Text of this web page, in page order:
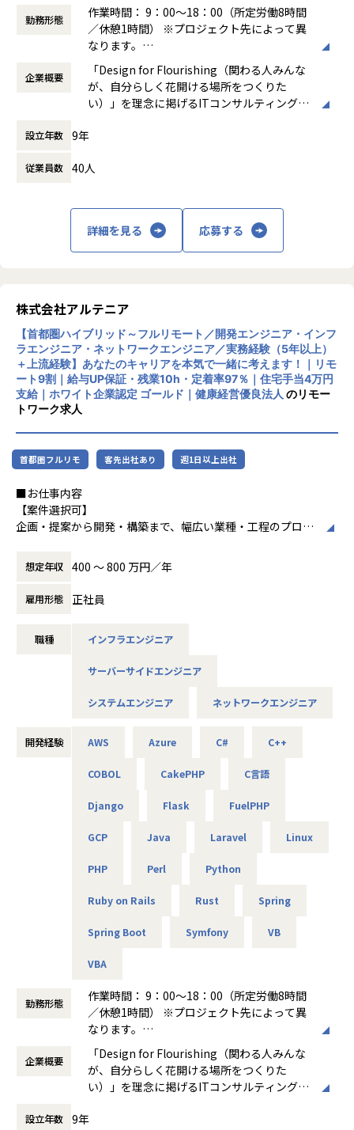
＜ネットワーク部門 想定キャリアパス＞
運用保守 → 構築 → 設計 → セキュリティ・コンサルティング
件を決定します。
「構築に行きたい」「設計に挑戦したい」「セキュリティ分
野を経験したい」などの
運用保守 → 構築 → 設計 → クラウド
件を決定します。
「構築に行きたい」「クラウドに挑戦したい」などの希望を
前提にアサインを行います。
＜主な開発案件事例＞
使用スキル：DjangoFW・Python
担当工程：調査・要件定義・基本設計・詳細設計・構築・製
造・テスト・リリース
担当者：30代後半・男性・入社4年目
担当工程：基本設計・詳細設計・製造・テスト・リリース
担当者：30代前半・女性・入社2年目
-- 大手コンサル会社 社内システム運用 --
使用スキル：VBA・Windows
-- 大手メーカーの国内拠点をつなぐ社内ネットワークの運
主な業務：拠点増設に伴う設定変更、障害一次切り分け
担当工程：運用・保守（希望により構築へステップアップ）
-- 官公庁システムを支えるネットワークの設計・構築支援 --
使用機器：Cisco、Palo Alto、A10 等
-- リモートワークを支えるVPN/セキュリティ基盤の運用 --
使用機器：Cisco、FortiGate、F5、Aruba 等
＜主なインフラ案件事例＞
使用スキル：VMware、Windows、Linux、Oracle
使用スキル：AWS、Windows、Linux
担当工程：基本設計、運用設計、詳細設計、構築、テスト、
移行
担当者：20台後半、男性、入社1年目
-- 官公庁向けインフラ開発 --
使用スキル：VMware、Windows、Linux
担当工程：基本設計、運用設計、詳細設計、構築、テスト、
担当者：30台後半、男性、入社4年目
勤務形態
作業時間： 9：00～18：00（所定労働8時間
／休憩1時間） ※プロジェクト先によって異
なります。
働き方：
固定時間制（9時～18時、10時～19
時など）
時間外労働の有無： 有（月平均0時間～20時
間）
休憩時間： 60分
企業概要
「Design for Flourishing（関わる人みんな
が、自分らしく花開ける場所をつくりた
い）」を理念に掲げるITコンサルティング・
客様をリードする」のではなく、「お客様と
長を通じてビジネス変革を実現することを目
主な事業は、プロジェクトマネジメント、ソ
フトウェア開発、インフラソリューション開
発です。官公庁向けのMicrosoft 365移行（1
大規模案件の実績があります。近年は生成AI
関連プロジェクトにも注力しています。
リモートワーク率90％、有給取得率80％以
上、育休取得率100％と、働きやすい環境づ
くりにも力を入れています。住宅手当や資格
取得支援、技術書購入補助など福利厚生も充
中長期的には「中小企業のAI開発で第一に想
起される共創カンパニー」を目指し、技術力
です。
＜各種認定・認証＞
2026年1月1日）
5290）
門）認定
2025/10/01～2027/09/30）
設立年数 9年
従業員数 40人
詳細を見る 応募する
株式会社アルテニア
【首都圏ハイブリッド～フルリモート／開発エンジニア・インフ
ラエンジニア・ネットワークエンジニア／実務経験（5年以上）
＋上流経験】あなたのキャリアを本気で一緒に考えます！｜リモ
ート9割｜給与UP保証・残業10h・定着率97％｜住宅手当4万円
支給｜ホワイト企業認定 ゴールド｜健康経営優良法人 のリモー
トワーク求人
首都圏フルリモ 客先出社あり 週1日以上出社
■お仕事内容
【案件選択可】
企画・提案から開発・構築まで、幅広い業種・工程のプロジ
■会社説明／募集背景
株式会社アルテニアは、ITの力を通じて関わる人々の未来を
より豊かにすることを 目標に2018年に誕生しました。
それは技術力だけではなく、人を大切にすること、より豊か
社会やお客様だけでなくパートナーや社員も幸せでいるこ
これがアルテニアの企業理念の根幹となります。
この度、事業の拡大に伴って新たなメンバーを募集しており
技術力だけでなく、人を思いやる姿勢を大切にしながら、
共に成長できる方を歓迎します！
＜開発部門 想定キャリアパス＞
月1回の面談にてキャリアの方向性をすり合わせながら、案
件を決定します。
「開発経験を積みたい」「設計に挑戦したい」「上流工程を
担当したい」などの
＜ネットワーク部門 想定キャリアパス＞
運用保守 → 構築 → 設計 → セキュリティ・コンサルティング
件を決定します。
「構築に行きたい」「設計に挑戦したい」「セキュリティ分
野を経験したい」などの
想定年収 400 〜 800 万円／年
雇用形態 正社員
職種 インフラエンジニア
サーバーサイドエンジニア
システムエンジニア ネットワークエンジニア
開発経験 AWS Azure C# C++
COBOL CakePHP C言語
Django Flask FuelPHP
GCP Java Laravel Linux
PHP Perl Python
Ruby on Rails Rust Spring
Spring Boot Symfony VB
VBA
勤務形態
作業時間： 9：00～18：00（所定労働8時間
／休憩1時間） ※プロジェクト先によって異
なります。
働き方：
固定時間制（9時～18時、10時～19
時など）
時間外労働の有無： 有（月平均0時間～20時
間）
休憩時間： 60分
企業概要
「Design for Flourishing（関わる人みんな
が、自分らしく花開ける場所をつくりた
い）」を理念に掲げるITコンサルティング・
客様をリードする」のではなく、「お客様と
設立年数 9年